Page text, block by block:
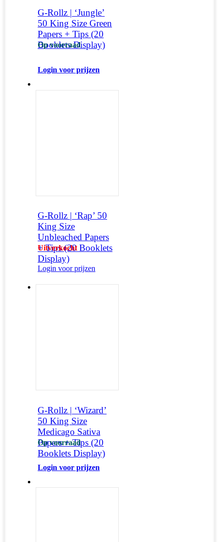
G-Rollz | ‘Jungle’
50 King Size Green
Papers + Tips (20
Booklets Display)
Op voorraad
Login voor prijzen
G-Rollz | ‘Rap’ 50
King Size
Unbleached Papers
+ Tips (20 Booklets
Display)
Uitverkocht
Login voor prijzen
G-Rollz | ‘Wizard’
50 King Size
Medicago Sativa
Papers + Tips (20
Booklets Display)
Op voorraad
Login voor prijzen